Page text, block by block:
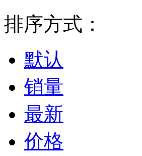
排序方式：
默认
销量
最新
价格